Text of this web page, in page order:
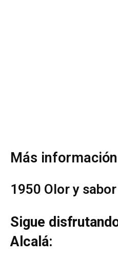
Más información
1950 Olor y
Sigue
Alcalá: